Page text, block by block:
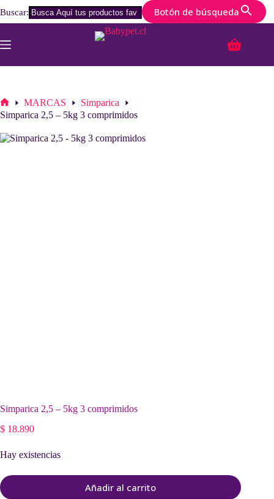
Buscar: Botón de búsqueda
al
contenido
Carro
Inicio
MARCAS
Simparica
Simparica 2,5 – 5kg 3 comprimidos
Simparica 2,5 – 5kg 3 comprimidos
$ 18.890
Hay existencias
Añadir al carrito